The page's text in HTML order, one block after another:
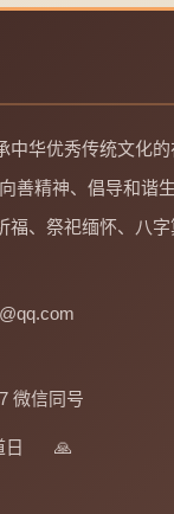
中华优秀传统文化的
善精神、倡导和谐
、祭祀缅怀、八字
微信同号
日 🙏